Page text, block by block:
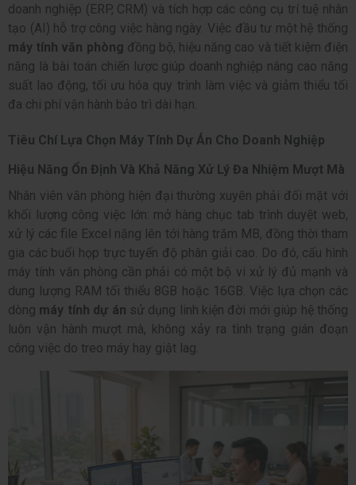
doanh nghiệp (ERP, CRM) và tích hợp các công cụ trí tuệ nhân
tạo (AI) hỗ trợ công việc hàng ngày. Việc đầu tư một hệ thống
máy tính văn phòng đồng bộ, hiệu năng cao và tiết kiệm điện
năng là bài toán chiến lược giúp doanh nghiệp nâng cao năng
suất lao động, tối ưu hóa quy trình làm việc và giảm thiểu tối
đa chi phí vận hành bảo trì dài hạn.
Tiêu Chí Lựa Chọn Máy Tính Dự Án Cho Doanh Nghiệp
Hiệu Năng Ổn Định Và Khả Năng Xử Lý Đa Nhiệm Mượt Mà
Nhân viên văn phòng hiện đại thường xuyên phải đối mặt với
khối lượng công việc lớn: mở hàng chục tab trình duyệt web,
xử lý các file Excel nặng lên tới hàng trăm MB, đồng thời tham
gia các buổi họp trực tuyến độ phân giải cao. Do đó, cấu hình
máy tính văn phòng cần phải có một bộ vi xử lý đủ mạnh và
dung lượng RAM tối thiểu 8GB hoặc 16GB. Việc lựa chọn các
dòng máy tính dự án sử dụng linh kiện đời mới giúp hệ thống
luôn vận hành mượt mà, không xảy ra tình trạng gián đoạn
công việc do treo máy hay giật lag.